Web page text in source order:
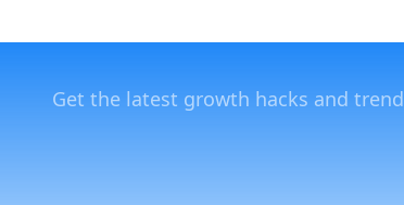
Get the latest growth hacks and